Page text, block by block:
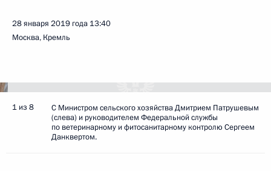
28 января 2019 года 13:40
Москва, Кремль
1 из 8
С Министром сельского хозяйства Дмитрием Патрушевым
(слева) и руководителем Федеральной службы
по ветеринарному и фитосанитарному контролю Сергеем
Данквертом.